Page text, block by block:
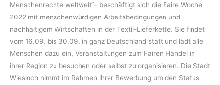
Menschenrechte weltweit“– beschäftigt sich die Faire Woche
2022 mit menschenwürdigen Arbeitsbedingungen und
nachhaltigem Wirtschaften in der Textil-Lieferkette. Sie findet
vom 16.09. bis 30.09. in ganz Deutschland statt und lädt alle
Menschen dazu ein, Veranstaltungen zum Fairen Handel in
ihrer Region zu besuchen oder selbst zu organisieren. Die Stadt
Wiesloch nimmt im Rahmen ihrer Bewerbung um den Status